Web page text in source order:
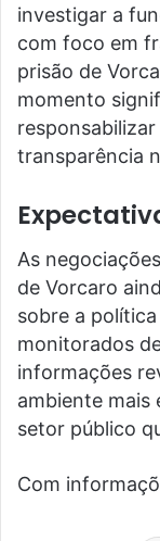
investigar a
com foco em
prisão de
momento
transparência
As
de Vorcaro
sobre a
monitorados
informações
ambiente mais
setor público
Com